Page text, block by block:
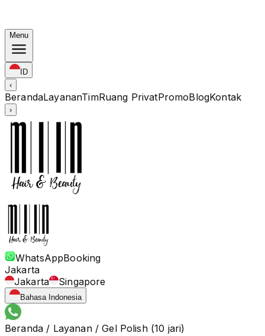
Menu
ID
‹
BerandaLayananTimRuang PrivatPromoBlogKontak
›
WhatsAppBooking
Jakarta
Jakarta
Singapore
Bahasa Indonesia
Beranda / Layanan/Gel Polish (10 jari)